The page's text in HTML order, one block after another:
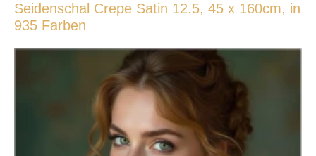
Seidenschal Crepe Satin 12.5, 45 x 160cm, in
935 Farben